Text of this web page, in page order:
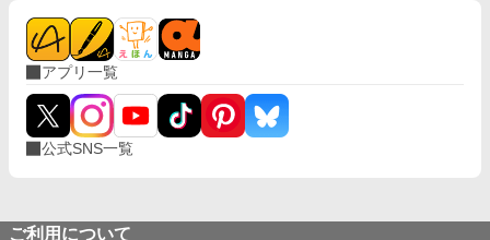
アプリ一覧
公式SNS一覧
ご利用について